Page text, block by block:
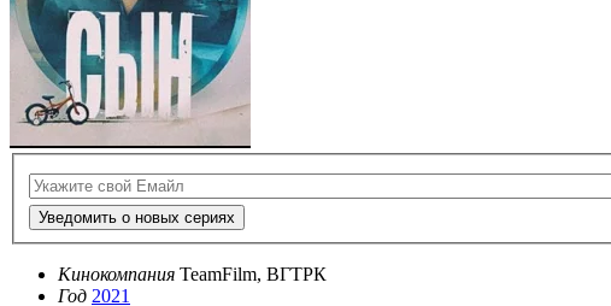
Уведомить о новых сериях
Кинокомпания TeamFilm, ВГТРК
Год 2021